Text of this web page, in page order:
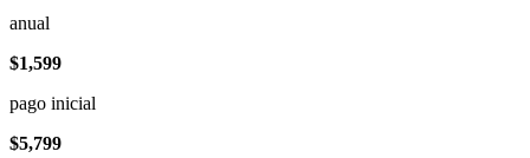
anual
$1,599
pago inicial
$5,799